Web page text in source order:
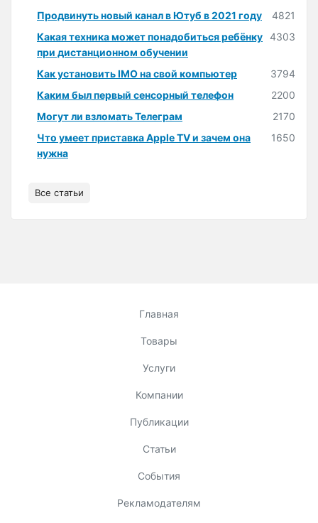
Продвинуть новый канал в Ютуб в 2021 году
4821
Какая техника может понадобиться ребёнку
при дистанционном обучении
4303
Как установить IMO на свой компьютер
3794
Каким был первый сенсорный телефон
2200
Могут ли взломать Телеграм
2170
Что умеет приставка Apple TV и зачем она
нужна
1650
Все статьи
Главная
Товары
Услуги
Компании
Публикации
Статьи
События
Рекламодателям